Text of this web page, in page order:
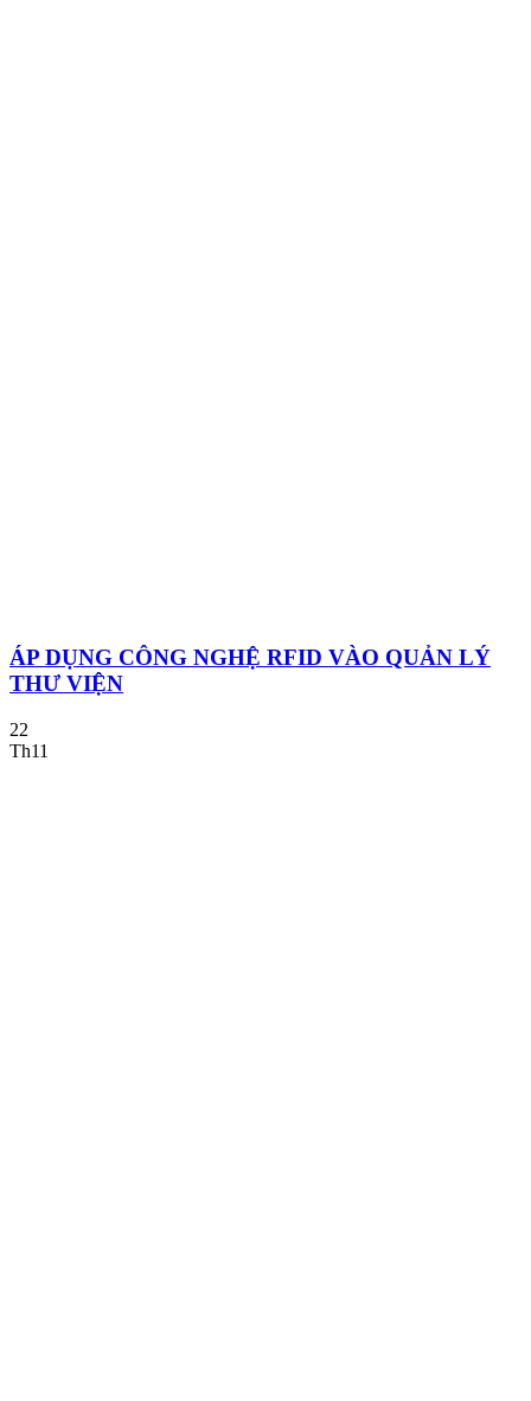
ÁP DỤNG CÔNG NGHỆ RFID VÀO QUẢN LÝ
THƯ VIỆN
22
Th11